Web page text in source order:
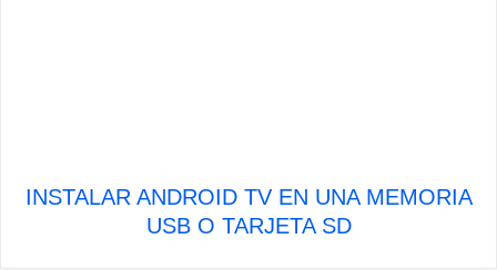
INSTALAR ANDROID TV EN UNA MEMORIA
USB O TARJETA SD